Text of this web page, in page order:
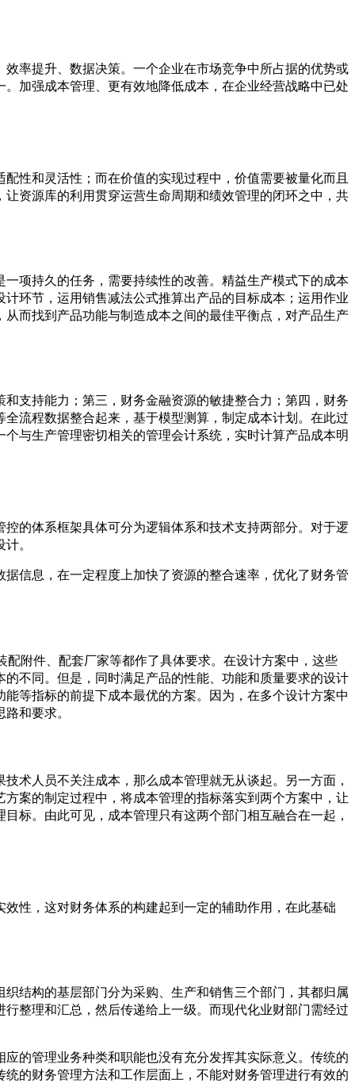
率提升、数据决策。一个企业在市场竞争中所占据的优势或
加强成本管理、更有效地降低成本，在企业经营战略中已处
性和灵活性；而在价值的实现过程中，价值需要被量化而且
资源库的利用贯穿运营生命周期和绩效管理的闭环之中，共
项持久的任务，需要持续性的改善。精益生产模式下的成本
环节，运用销售减法公式推算出产品的目标成本；运用作业
而找到产品功能与制造成本之间的最佳平衡点，对产品生产
支持能力；第三，财务金融资源的敏捷整合力；第四，财务
流程数据整合起来，基于模型测算，制定成本计划。在此过
与生产管理密切相关的管理会计系统，实时计算产品成本明
的体系框架具体可分为逻辑体系和技术支持两部分。对于逻
。
信息，在一定程度上加快了资源的整合速率，优化了财务管
附件、配套厂家等都作了具体要求。在设计方案中，这些
不同。但是，同时满足产品的性能、功能和质量要求的设计
等指标的前提下成本最优的方案。因为，在多个设计方案中
和要求。
术人员不关注成本，那么成本管理就无从谈起。另一方面，
案的制定过程中，将成本管理的指标落实到两个方案中，让
标。由此可见，成本管理只有这两个部门相互融合在一起，
性，这对财务体系的构建起到一定的辅助作用，在此基础
结构的基层部门分为采购、生产和销售三个部门，其都归属
整理和汇总，然后传递给上一级。而现代化业财部门需经过
的管理业务种类和职能也没有充分发挥其实际意义。传统的
的财务管理方法和工作层面上，不能对财务管理进行有效的